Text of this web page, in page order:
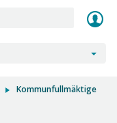
Kommunfullmäktige